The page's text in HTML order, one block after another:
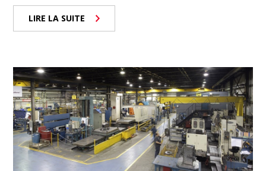
LIRE LA SUITE